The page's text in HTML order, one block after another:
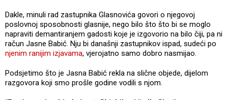
Dakle, minuli rad zastupnika Glasnovića govori o njegovoj
poslovnoj sposobnosti glasnije, nego bilo što što bi se moglo
napraviti demantiranjem gadosti koje je izgovorio na bilo čiji, pa ni
račun Jasne Babić. Nju bi današnji zastupnikov ispad, sudeći po
njenim ranijim izjavama, vjerojatno samo dobro nasmijao.
Podsjetimo što je Jasna Babić rekla na slične objede, dijelom
razgovora koji smo prošle godine vodili s njom.